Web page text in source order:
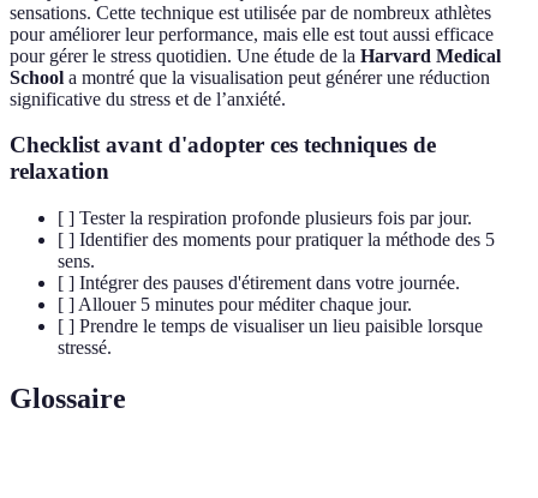
sensations. Cette technique est utilisée par de nombreux athlètes
pour améliorer leur performance, mais elle est tout aussi efficace
pour gérer le stress quotidien. Une étude de la Harvard Medical
School a montré que la visualisation peut générer une réduction
significative du stress et de l’anxiété.
Checklist avant d'adopter ces techniques de
relaxation
[ ] Tester la respiration profonde plusieurs fois par jour.
[ ] Identifier des moments pour pratiquer la méthode des 5
sens.
[ ] Intégrer des pauses d'étirement dans votre journée.
[ ] Allouer 5 minutes pour méditer chaque jour.
[ ] Prendre le temps de visualiser un lieu paisible lorsque
stressé.
Glossaire